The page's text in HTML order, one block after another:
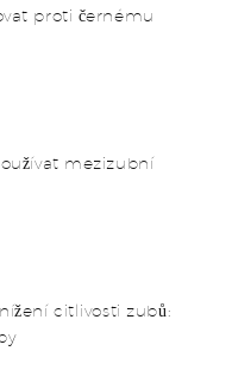
proti černému
mezizubní
citlivosti zubů: